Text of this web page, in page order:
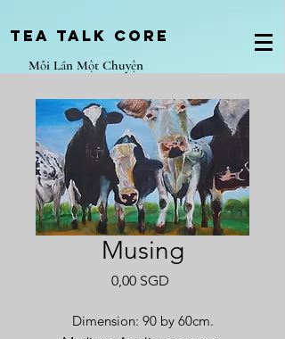
Tea Talk core
Mỗi Lần Một Chuyện
Musing
0,00 SGD
Dimension: 90 by 60cm.